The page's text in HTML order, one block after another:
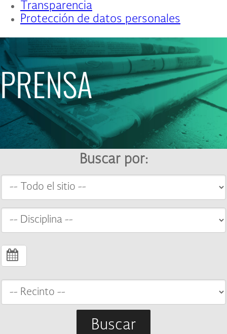
Transparencia
Protección de datos personales
PRENSA
Buscar por:
Buscar